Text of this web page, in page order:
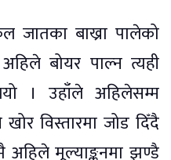
जातका बाख्रा पालेको
बोयर पाल्न त्यही
। उहाँले अहिलेसम्म
खोर विस्तारमा जोड दिँदै
मूल्याङ्कनमा झण्डै